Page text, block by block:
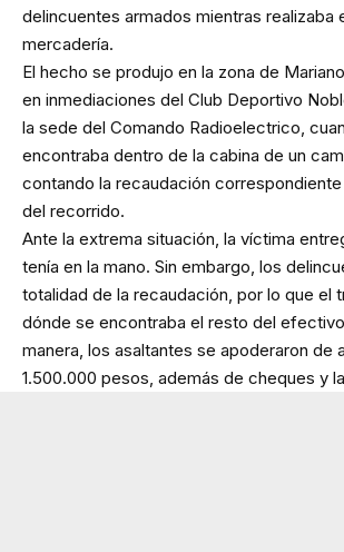
delincuentes armados mientras realizaba
mercadería.
El hecho se produjo en la zona de
en inmediaciones del Club Deportivo
la sede del Comando Radioelectrico,
encontraba dentro de la cabina de un
contando la recaudación
del recorrido.
Ante la extrema situación, la víctima
tenía en la mano. Sin embargo, los
totalidad de la recaudación, por lo que el
dónde se encontraba el resto del
manera, los asaltantes se apoderaron de
1.500.000 pesos, además de cheques y